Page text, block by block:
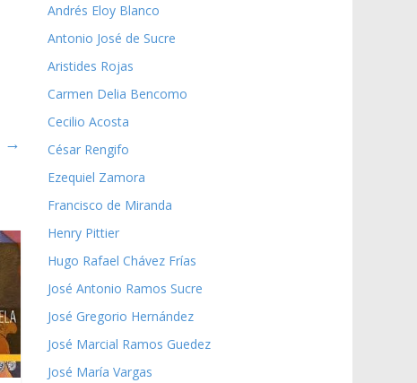
→
Andrés Eloy Blanco
Antonio José de Sucre
Aristides Rojas
Carmen Delia Bencomo
Cecilio Acosta
César Rengifo
Ezequiel Zamora
Francisco de Miranda
Henry Pittier
Hugo Rafael Chávez Frías
José Antonio Ramos Sucre
José Gregorio Hernández
José Marcial Ramos Guedez
José María Vargas